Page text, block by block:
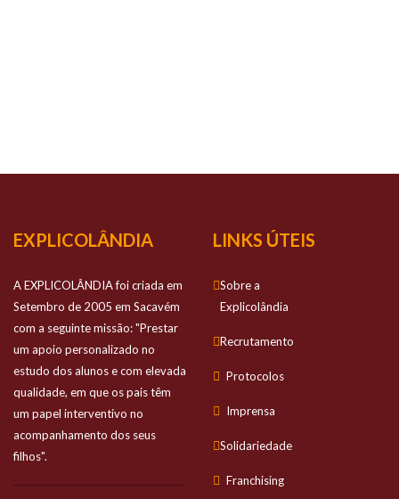
EXPLICOLÂNDIA
A EXPLICOLÂNDIA foi criada em
Setembro de 2005 em Sacavém
com a seguinte missão: "Prestar
um apoio personalizado no
estudo dos alunos e com elevada
qualidade, em que os pais têm
um papel interventivo no
acompanhamento dos seus
filhos".
LINKS ÚTEIS
Sobre a
Explicolândia
Recrutamento
Protocolos
Imprensa
Solidariedade
Franchising